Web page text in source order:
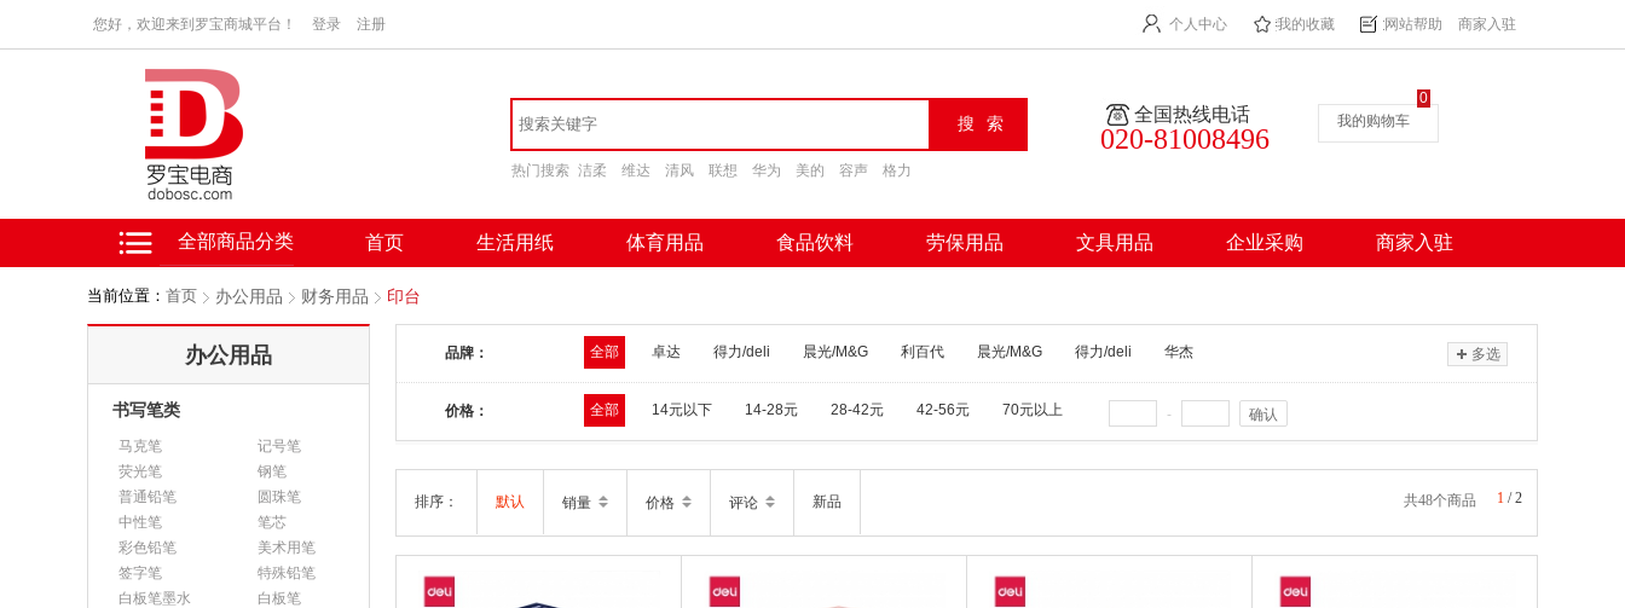
您好，欢迎来到罗宝商城平台！ 登录 注册 个人中心 我的收藏 网站帮助 商家入驻
热门搜索 洁柔 维达 清风 联想 华为 美的 容声 格力
全国热线电话
020-81008496
我的购物车
0
全部商品分类 首页 生活用纸 体育用品 食品饮料 劳保用品 文具用品 企业采购 商家入驻
当前位置： 首页 办公用品 财务用品 印台
办公用品
书写笔类
马克笔
记号笔
荧光笔
钢笔
普通铅笔
圆珠笔
中性笔
笔芯
彩色铅笔
美术用笔
签字笔
特殊铅笔
白板笔墨水
白板笔
品牌： 全部 卓达 得力/deli 晨光/M&G 利百代 晨光/M&G 得力/deli 华杰 多选
价格： 全部 14元以下 14-28元 28-42元 42-56元 70元以上 - 确认
排序： 默认 销量 价格 评论 新品 共48个商品 1 /2